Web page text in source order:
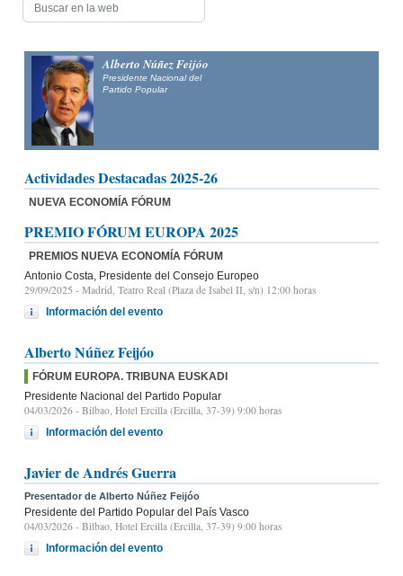
Alberto Núñez Feijóo
Presidente Nacional del
Partido Popular
Actividades Destacadas 2025-26
NUEVA ECONOMÍA FÓRUM
PREMIO FÓRUM EUROPA 2025
PREMIOS NUEVA ECONOMÍA FÓRUM
Antonio Costa, Presidente del Consejo Europeo
29/09/2025 - Madrid, Teatro Real (Plaza de Isabel II, s/n) 12:00 horas
Información del evento
Alberto Núñez Feijóo
FÓRUM EUROPA. TRIBUNA EUSKADI
Presidente Nacional del Partido Popular
04/03/2026 - Bilbao, Hotel Ercilla (Ercilla, 37-39) 9:00 horas
Información del evento
Javier de Andrés Guerra
Presentador de Alberto Núñez Feijóo
Presidente del Partido Popular del País Vasco
04/03/2026 - Bilbao, Hotel Ercilla (Ercilla, 37-39) 9:00 horas
Información del evento